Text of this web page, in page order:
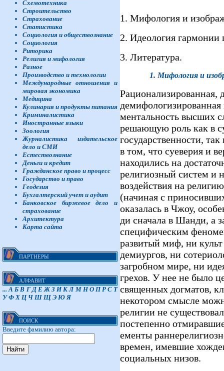
Схемотехника
Строительство
Страхование
Статистика
Социология и обществознание
Социология
Риторика
Религия и мифология
Разное
Производство и технологии
Международные отношения и
мировая экономика
Медицина
Кулинария и продукты питания
Криминалистика
Иностранные языки
Зоология
Журналистика издательское
дело и СМИ
Естествознание
Деньги и кредит
Гражданское право и процесс
Государство и право
Геодезия
Бухгалтерский учет и аудит
Банковское биржевое дело и
страхование
Архитектура
Карта сайта
ПАРТНЕРЫ
АЛФАВИТ
... А Б В Г Д Е Ж З И К Л М Н О П Р С Т
У Ф Х Ц Ч Ш Щ Э Ю Я
ПОИСК
Введите фамилию автора:
1. Мифология и
2. Идеология гармонии
3. Литература.
1. Мифология и
Рационализированная,
демифологизированная
ментальность высших
решающую роль как в
государственности,
в том, что суеверия и
находились на
религиозный систем и
воздействия на
(начиная с
оказалась в Чжоу,
ди сначала в Шанди, а
специфическим
развитый миф, ни
демиургов, ни
загробном мире, ни
грехов. У нее не было
священных догматов,
некотором смысле
религии не
постепенно
ементы
времен, имевшие
социальных низов.